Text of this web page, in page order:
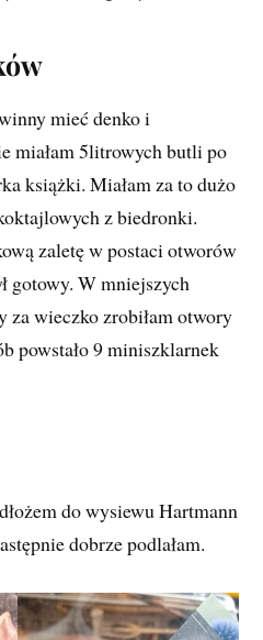
mieć denko i
miałam 5litrowych butli po
książki. Miałam za to dużo
z biedronki.
zaletę w postaci otworów
gotowy. W mniejszych
za wieczko zrobiłam otwory
powstało 9 miniszklarnek
do wysiewu Hartmann
dobrze podlałam.